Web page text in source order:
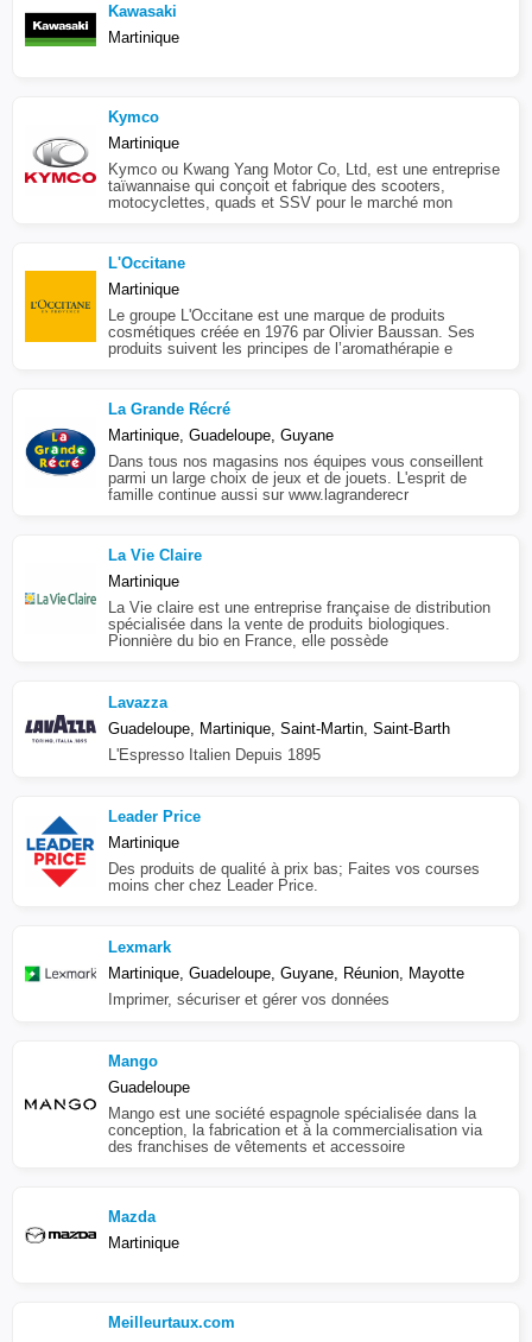
Kawasaki
Martinique
Kymco
Martinique
Kymco ou Kwang Yang Motor Co, Ltd, est une entreprise
taïwannaise qui conçoit et fabrique des scooters,
motocyclettes, quads et SSV pour le marché mon
L'Occitane
Martinique
Le groupe L'Occitane est une marque de produits
cosmétiques créée en 1976 par Olivier Baussan. Ses
produits suivent les principes de l’aromathérapie e
La Grande Récré
Martinique, Guadeloupe, Guyane
Dans tous nos magasins nos équipes vous conseillent
parmi un large choix de jeux et de jouets. L'esprit de
famille continue aussi sur www.lagranderecr
La Vie Claire
Martinique
La Vie claire est une entreprise française de distribution
spécialisée dans la vente de produits biologiques.
Pionnière du bio en France, elle possède
Lavazza
Guadeloupe, Martinique, Saint-Martin, Saint-Barth
L'Espresso Italien Depuis 1895
Leader Price
Martinique
Des produits de qualité à prix bas; Faites vos courses
moins cher chez Leader Price.
Lexmark
Martinique, Guadeloupe, Guyane, Réunion, Mayotte
Imprimer, sécuriser et gérer vos données
Mango
Guadeloupe
Mango est une société espagnole spécialisée dans la
conception, la fabrication et à la commercialisation via
des franchises de vêtements et accessoire
Mazda
Martinique
Meilleurtaux.com